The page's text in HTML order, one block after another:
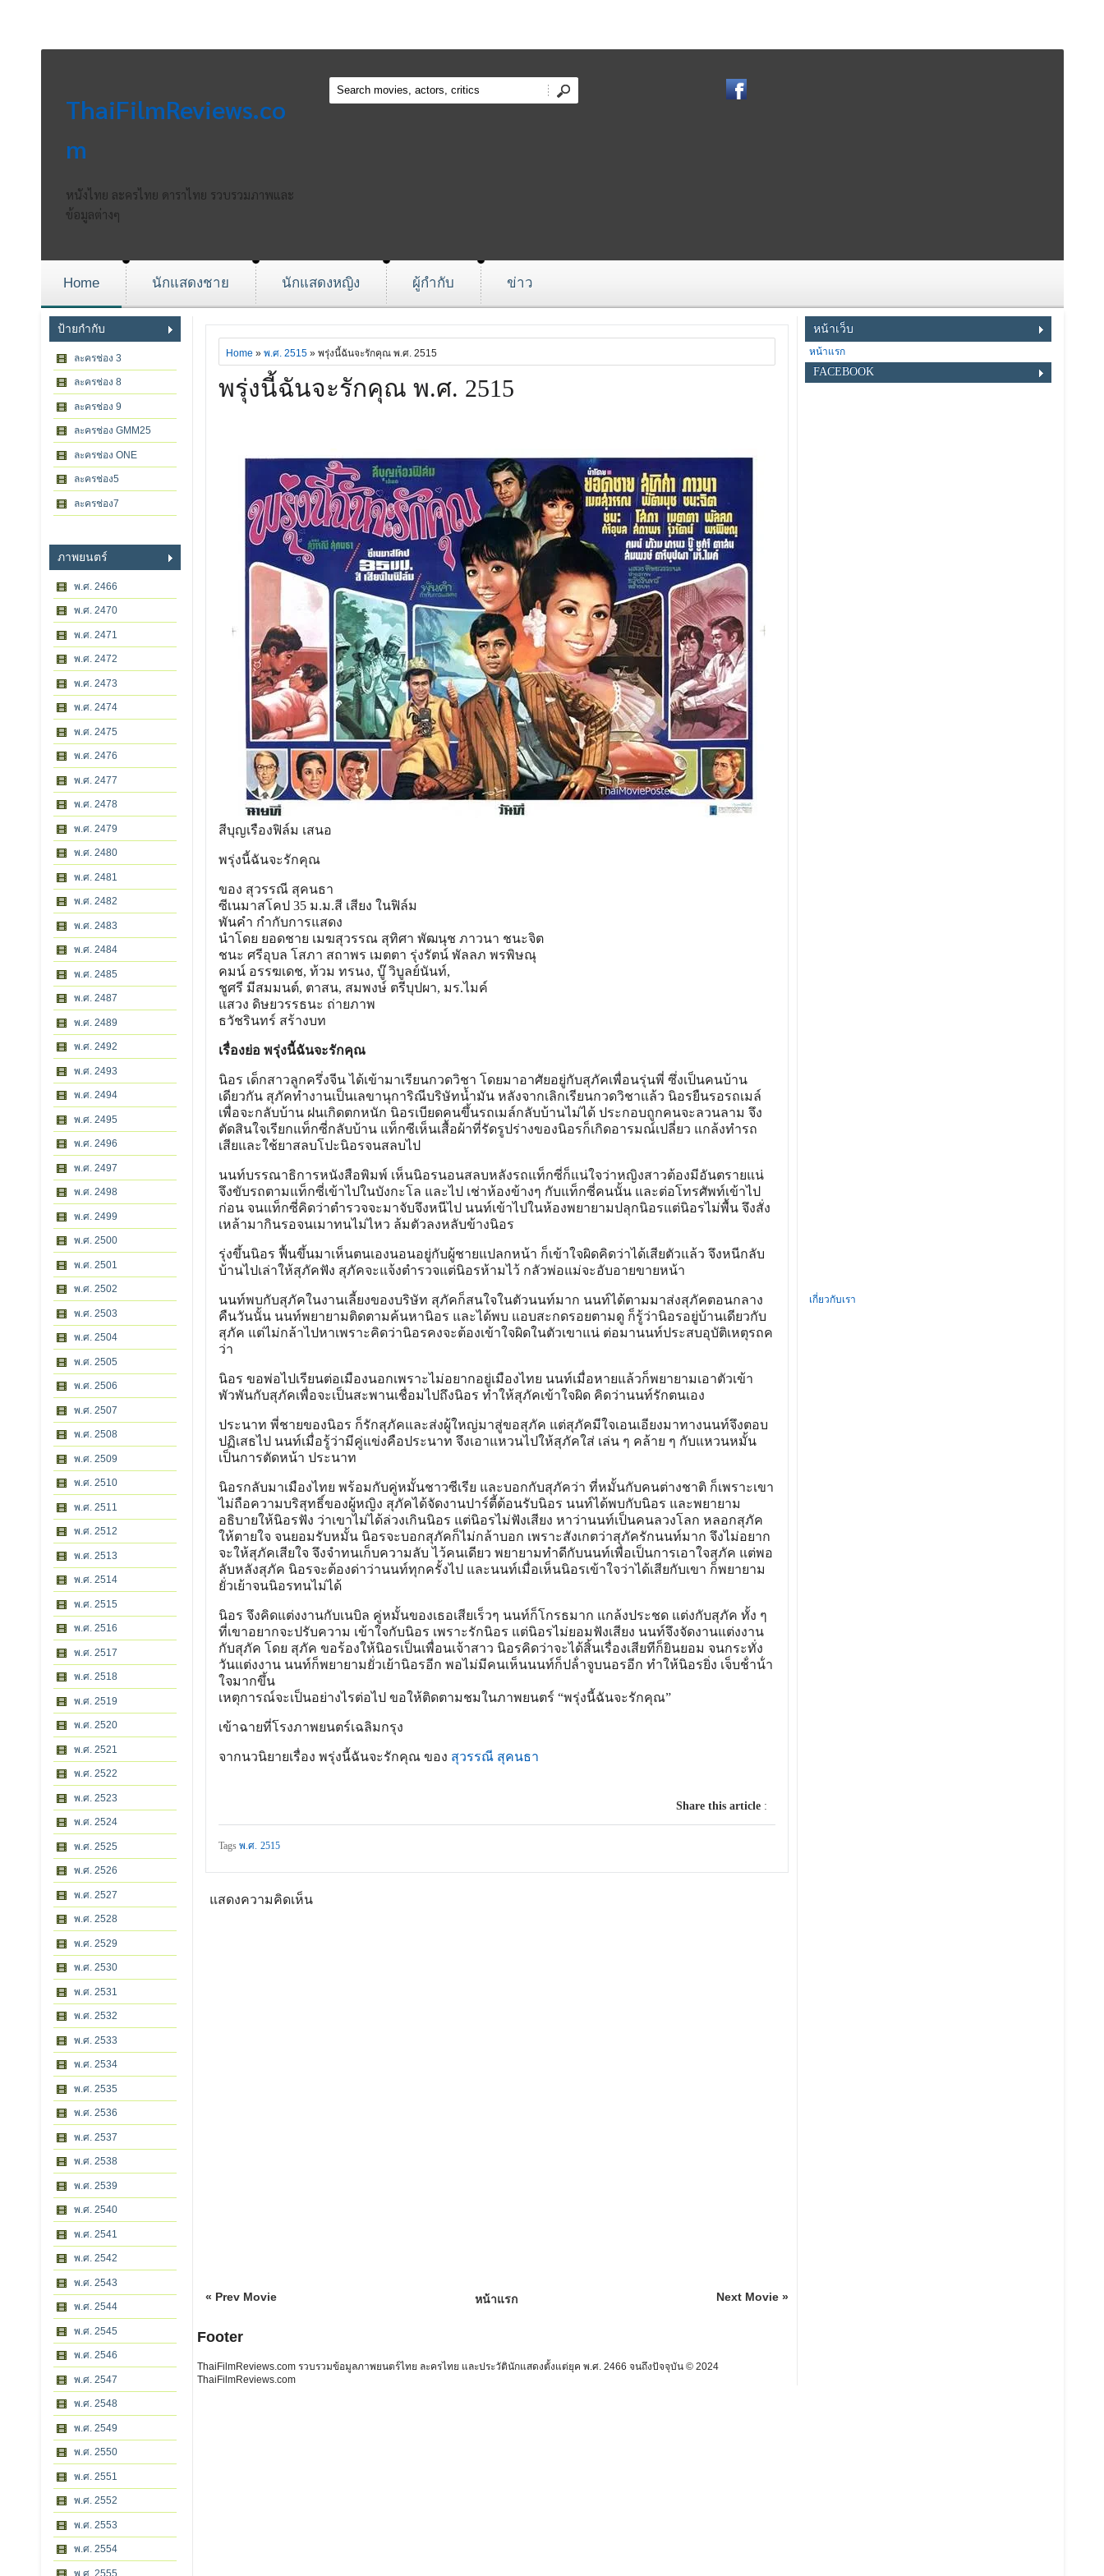
ThaiFilmReviews.co
m
หนังไทย ละครไทย ดาราไทย รวบรวมภาพและ
ข้อมูลต่างๆ
Home นักแสดงชาย นักแสดงหญิง ผู้กำกับ ข่าว
ป้ายกำกับ
ละครช่อง 3
ละครช่อง 8
ละครช่อง 9
ละครช่อง GMM25
ละครช่อง ONE
ละครช่อง5
ละครช่อง7
ภาพยนตร์
พ.ศ. 2466
พ.ศ. 2470
พ.ศ. 2471
พ.ศ. 2472
พ.ศ. 2473
พ.ศ. 2474
พ.ศ. 2475
พ.ศ. 2476
พ.ศ. 2477
พ.ศ. 2478
พ.ศ. 2479
พ.ศ. 2480
พ.ศ. 2481
พ.ศ. 2482
พ.ศ. 2483
พ.ศ. 2484
พ.ศ. 2485
พ.ศ. 2487
พ.ศ. 2489
พ.ศ. 2492
พ.ศ. 2493
พ.ศ. 2494
พ.ศ. 2495
พ.ศ. 2496
พ.ศ. 2497
พ.ศ. 2498
พ.ศ. 2499
พ.ศ. 2500
พ.ศ. 2501
พ.ศ. 2502
พ.ศ. 2503
พ.ศ. 2504
พ.ศ. 2505
พ.ศ. 2506
พ.ศ. 2507
พ.ศ. 2508
พ.ศ. 2509
พ.ศ. 2510
พ.ศ. 2511
พ.ศ. 2512
พ.ศ. 2513
พ.ศ. 2514
พ.ศ. 2515
พ.ศ. 2516
พ.ศ. 2517
พ.ศ. 2518
พ.ศ. 2519
พ.ศ. 2520
พ.ศ. 2521
พ.ศ. 2522
พ.ศ. 2523
พ.ศ. 2524
พ.ศ. 2525
พ.ศ. 2526
พ.ศ. 2527
พ.ศ. 2528
พ.ศ. 2529
พ.ศ. 2530
พ.ศ. 2531
พ.ศ. 2532
พ.ศ. 2533
พ.ศ. 2534
พ.ศ. 2535
พ.ศ. 2536
พ.ศ. 2537
พ.ศ. 2538
พ.ศ. 2539
พ.ศ. 2540
พ.ศ. 2541
พ.ศ. 2542
พ.ศ. 2543
พ.ศ. 2544
พ.ศ. 2545
พ.ศ. 2546
พ.ศ. 2547
พ.ศ. 2548
พ.ศ. 2549
พ.ศ. 2550
พ.ศ. 2551
พ.ศ. 2552
พ.ศ. 2553
พ.ศ. 2554
พ.ศ. 2555
Home » พ.ศ. 2515» พรุ่งนี้ฉันจะรักคุณ พ.ศ. 2515
พรุ่งนี้ฉันจะรักคุณ พ.ศ. 2515
สีบุญเรืองฟิล์ม เสนอ
พรุ่งนี้ฉันจะรักคุณ
ของ สุวรรณี สุคนธา
ซีเนมาสโคป 35 ม.ม.สี เสียง ในฟิล์ม
พันคำ กำกับการแสดง
นำโดย ยอดชาย เมฆสุวรรณ สุทิศา พัฒนุช ภาวนา ชนะจิต
ชนะ ศรีอุบล โสภา สถาพร เมตตา รุ่งรัตน์ พัลลภ พรพิษณุ
คมน์ อรรฆเดช, ท้วม ทรนง, บู๊ วิบูลย์นันท์,
ชูศรี มีสมมนต์, ตาสน, สมพงษ์ ตรีบุปผา, มร.ไมค์
แสวง ดิษยวรรธนะ ถ่ายภาพ
ธวัชรินทร์ สร้างบท
เรื่องย่อ พรุ่งนี้ฉันจะรักคุณ
นิอร เด็กสาวลูกครึ่งจีน ได้เข้ามาเรียนกวดวิชา โดยมาอาศัยอยู่กับสุภัคเพื่อนรุ่นพี่ ซึ่งเป็นคนบ้าน
เดียวกัน สุภัคทํางานเป็นเลขานุการิณีบริษัทน้ำมัน หลังจากเลิกเรียนกวดวิชาแล้ว นิอรยืนรอรถเมล์
เพื่อจะกลับบ้าน ฝนเกิดตกหนัก นิอรเบียดคนขึ้นรถเมล์กลับบ้านไม่ได้ ประกอบถูกคนจะลวนลาม จึง
ตัดสินใจเรียกแท็กซี่กลับบ้าน แท็กซีเห็นเสื้อผ้าที่รัดรูปร่างของนิอรก็เกิดอารมณ์เปลี่ยว แกล้งทํารถ
เสียและใช้ยาสลบโปะนิอรจนสลบไป
นนท์บรรณาธิการหนังสือพิมพ์ เห็นนิอรนอนสลบหลังรถแท็กซี่ก็แน่ใจว่าหญิงสาวต้องมีอันตรายแน่
จึงขับรถตามแท็กซี่เข้าไปในบังกะโล และไป เช่าห้องข้างๆ กับแท็กซี่คนนั้น และต่อโทรศัพท์เข้าไป
ก่อน จนแท็กซี่คิดว่าตํารวจจะมาจับจึงหนีไป นนท์เข้าไปในห้องพยายามปลุกนิอรแต่นิอรไม่พื้น จึงสั่ง
เหล้ามากินรอจนเมาทนไม่ไหว ล้มตัวลงหลับข้างนิอร
รุ่งขึ้นนิอร ฟื้นขึ้นมาเห็นตนเองนอนอยู่กับผู้ชายแปลกหน้า ก็เข้าใจผิดคิดว่าได้เสียตัวแล้ว จึงหนีกลับ
บ้านไปเล่าให้สุภัคฟัง สุภัคจะแจ้งตํารวจแต่นิอรห้ามไว้ กลัวพ่อแม่จะอับอายขายหน้า
นนท์พบกับสุภัคในงานเลี้ยงของบริษัท สุภัคก็สนใจในตัวนนท์มาก นนท์ได้ตามมาส่งสุภัคตอนกลาง
คืนวันนั้น นนท์พยายามติดตามค้นหานิอร และได้พบ แอบสะกดรอยตามดู ก็รู้ว่านิอรอยู่บ้านเดียวกับ
สุภัค แต่ไม่กล้าไปหาเพราะคิดว่านิอรคงจะต้องเข้าใจผิดในตัวเขาแน่ ต่อมานนท์ประสบอุบัติเหตุรถค
ว่า
นิอร ขอพ่อไปเรียนต่อเมืองนอกเพราะไม่อยากอยู่เมืองไทย นนท์เมื่อหายแล้วก็พยายามเอาตัวเข้า
พัวพันกับสุภัคเพื่อจะเป็นสะพานเชื่อมไปถึงนิอร ทําให้สุภัคเข้าใจผิด คิดว่านนท์รักตนเอง
ประนาท พี่ชายของนิอร ก็รักสุภัคและส่งผู้ใหญ่มาสู่ขอสุภัค แต่สุภัคมีใจเอนเอียงมาทางนนท์จึงตอบ
ปฏิเสธไป นนท์เมื่อรู้ว่ามีคู่แข่งคือประนาท จึงเอาแหวนไปให้สุภัคใส่ เล่น ๆ คล้าย ๆ กับแหวนหมั้น
เป็นการตัดหน้า ประนาท
นิอรกลับมาเมืองไทย พร้อมกับคู่หมั้นชาวซีเรีย และบอกกับสุภัคว่า ที่หมั้นกับคนต่างชาติ ก็เพราะเขา
ไม่ถือความบริสุทธิ์ของผู้หญิง สุภัคได้จัดงานปาร์ตี้ต้อนรับนิอร นนท์ได้พบกับนิอร และพยายาม
อธิบายให้นิอรฟัง ว่าเขาไม่ได้ล่วงเกินนิอร แต่นิอรไม่ฟังเสียง หาว่านนท์เป็นคนลวงโลก หลอกสุภัค
ให้ตายใจ จนยอมรับหมั้น นิอรจะบอกสุภัคก็ไม่กล้าบอก เพราะสังเกตว่าสุภัครักนนท์มาก จึงไม่อยาก
จะให้สุภัคเสียใจ จึงจําทนเก็บความลับ ไว้คนเดียว พยายามทําดีกับนนท์เพื่อเป็นการเอาใจสุภัค แต่พอ
ลับหลังสุภัค นิอรจะต้องด่าว่านนท์ทุกครั้งไป และนนท์เมื่อเห็นนิอรเข้าใจว่าได้เสียกับเขา ก็พยายาม
ยั่วเย้าจนนิอรทนไม่ได้
นิอร จึงคิดแต่งงานกับเนบิล คู่หมั้นของเธอเสียเร็วๆ นนท์ก็โกรธมาก แกล้งประชด แต่งกับสุภัค ทั้ง ๆ
ที่เขาอยากจะปรับความ เข้าใจกับนิอร เพราะรักนิอร แต่นิอรไม่ยอมฟังเสียง นนท์จึงจัดงานแต่งงาน
กับสุภัค โดย สุภัค ขอร้องให้นิอรเป็นเพื่อนเจ้าสาว นิอรคิดว่าจะได้สิ้นเรื่องเสียทีก็ยินยอม จนกระทั่ง
วันแต่งงาน นนท์ก็พยายามยั่วเย้านิอรอีก พอไม่มีคนเห็นนนท์ก็ปล้ําจูบนอรอีก ทําให้นิอรยิ่ง เจ็บช้ําน้ํา
ใจมากขึ้น
เหตุการณ์จะเป็นอย่างไรต่อไป ขอให้ติดตามชมในภาพยนตร์ “พรุ่งนี้ฉันจะรักคุณ”
เข้าฉายที่โรงภาพยนตร์เฉลิมกรุง
จากนวนิยายเรื่อง พรุ่งนี้ฉันจะรักคุณ ของ สุวรรณี สุคนธา
Share this article:
Tagsพ.ศ. 2515
แสดงความคิดเห็น
« Prev Movie Next Movie »
หน้าแรก
Footer
ThaiFilmReviews.com รวบรวมข้อมูลภาพยนตร์ไทย ละครไทย และประวัตินักแสดงตั้งแต่ยุค พ.ศ. 2466 จนถึงปัจจุบัน © 2024
ThaiFilmReviews.com
หน้าเว็บ
หน้าแรก
FACEBOOK
เกี่ยวกับเรา